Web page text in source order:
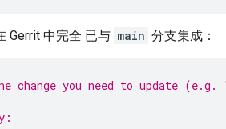
Gerrit 中完全 已与 main 分支集成：
change you need to update